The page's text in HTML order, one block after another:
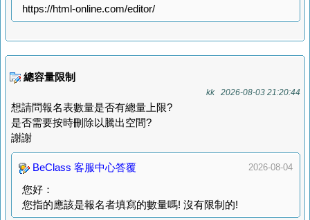
https://html-online.com/editor/
總容量限制
kk 2026-08-03 21:20:44
想請問報名表數量是否有總量上限?
是否需要按時刪除以騰出空間?
謝謝
2026-08-04
BeClass 客服中心答覆
您好：
您指的應該是報名者填寫的數量嗎! 沒有限制的!